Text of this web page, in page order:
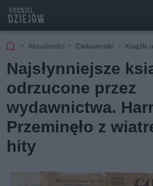
Aktualności Ciekawostki Książki
Najsłynniejsze
odrzucone przez
wydawnictwa.
Przeminęło z
hity